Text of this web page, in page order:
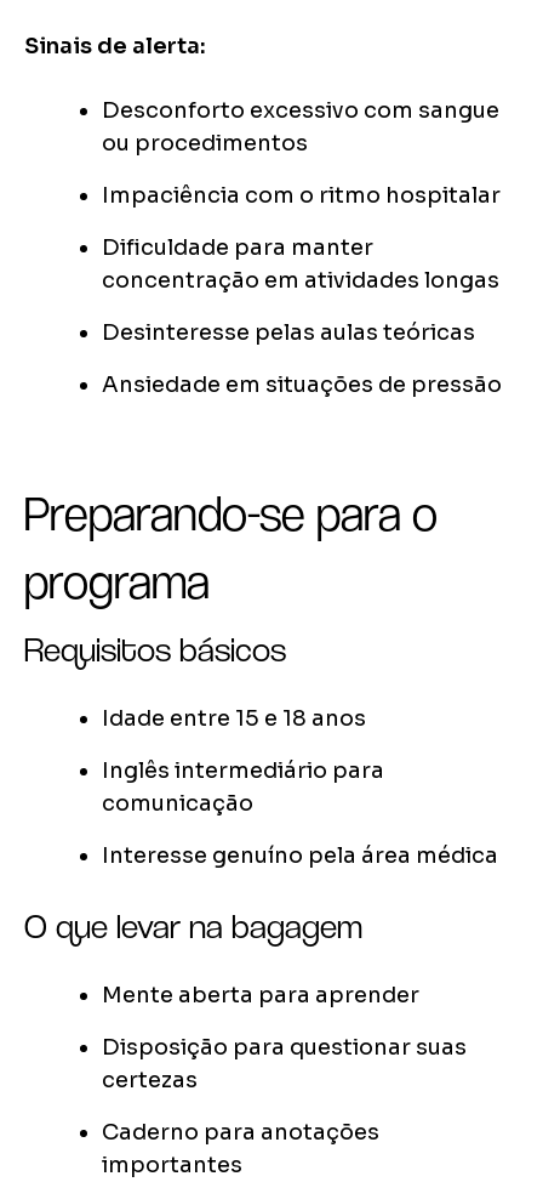
Sinais de alerta:
Desconforto excessivo com sangue
ou procedimentos
Impaciência com o ritmo hospitalar
Dificuldade para manter
concentração em atividades longas
Desinteresse pelas aulas teóricas
Ansiedade em situações de pressão
Preparando-se para o
programa
Requisitos básicos
Idade entre 15 e 18 anos
Inglês intermediário para
comunicação
Interesse genuíno pela área médica
O que levar na bagagem
Mente aberta para aprender
Disposição para questionar suas
certezas
Caderno para anotações
importantes